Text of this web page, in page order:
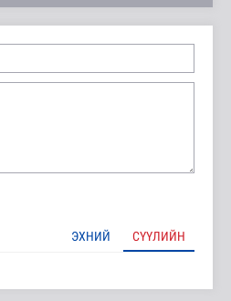
ЭХНИЙ СҮҮЛИЙН